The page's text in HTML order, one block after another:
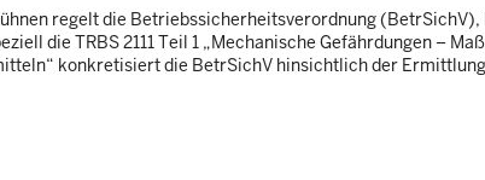
regelt die Betriebssicherheitsverordnung
die TRBS 2111 Teil 1 „Mechanische Gefährdungen –
konkretisiert die BetrSichV hinsichtlich der